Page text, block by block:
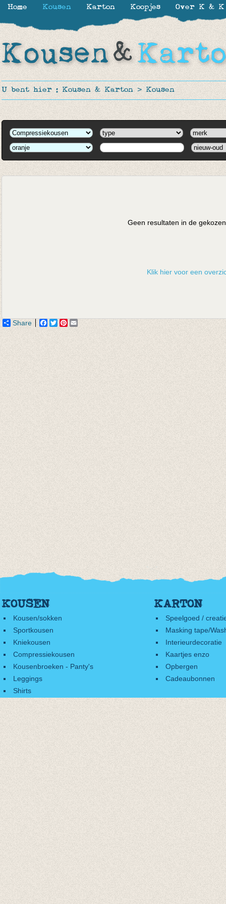
U bent hier : Kousen & Karton > Kousen
Geen resultaten in de
Klik hier voor een
Share Facebook
TwitterPinterest
KOUSEN
Kousen/sokken
Sportkousen
Kniekousen
Compressiekousen
Kousenbroeken - Panty's
Leggings
Shirts
KARTON
Speelgoed /
Masking tape/
Interieurdecoratie
Kaartjes enzo
Opbergen
Cadeaubonnen
Home Kousen Karton Koopjes Over K & K